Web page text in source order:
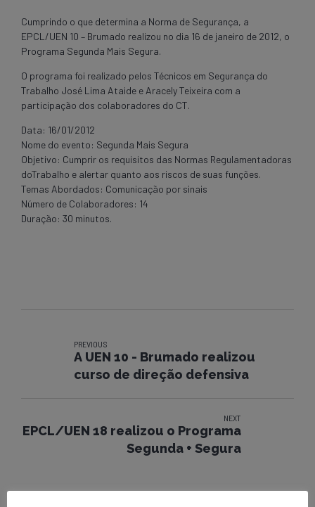
Cumprindo o que determina a Norma de Segurança, a
EPCL/UEN 10 – Brumado realizou no dia 16 de janeiro de 2012, o
Programa Segunda Mais Segura.
O programa foi realizado pelos Técnicos em Segurança do
Trabalho José Lima Ataide e Aracely Teixeira com a
participação dos colaboradores do CT.
Data: 16/01/2012
Nome do evento: Segunda Mais Segura
Objetivo: Cumprir os requisitos das Normas Regulamentadoras
doTrabalho e alertar quanto aos riscos de suas funções.
Temas Abordados: Comunicação por sinais
Número de Colaboradores: 14
Duração: 30 minutos.
PREVIOUS
A UEN 10 - Brumado realizou
curso de direção defensiva
NEXT
EPCL/UEN 18 realizou o Programa
Segunda + Segura